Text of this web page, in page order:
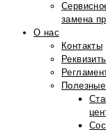
замена
О нас
Контакты